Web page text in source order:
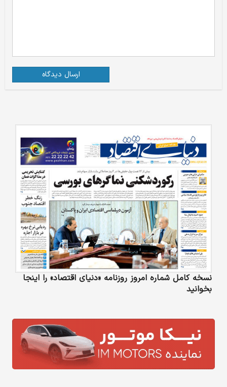
ارسال دیدگاه
نسخه کامل شماره امروز روزنامه «دنیای‌ اقتصاد» را اینجا
بخوانید